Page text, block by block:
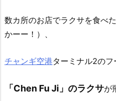
数カ所のお店でラクサを食べ
かーー！）、
チャンギ空港ターミナル2の
「Chen Fu Ji」のラクサが